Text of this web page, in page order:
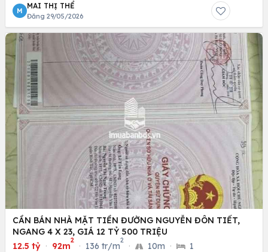
M
MAI THỊ THỂ
Đăng 29/05/2026
CẦN BÁN NHÀ MẶT TIỀN ĐƯỜNG NGUYỄN ĐÔN TIẾT,
NGANG 4 X 23, GIÁ 12 TỶ 500 TRIỆU
12.5 tỷ · 92m
2
· 136 tr/m
2
· 10m · 1